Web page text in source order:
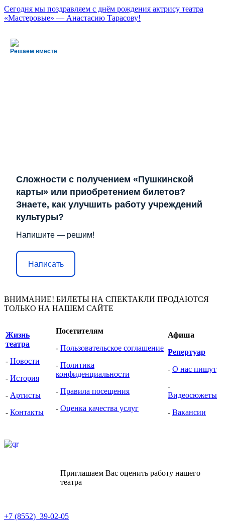
Сегодня мы поздравляем с днём рождения актрису театра
«Мастеровые» — Анастасию Тарасову!
Решаем вместе
Сложности с получением «Пушкинской
карты» или приобретением билетов?
Знаете, как улучшить работу учреждений
культуры?
Напишите — решим!
Написать
ВНИМАНИЕ! БИЛЕТЫ НА СПЕКТАКЛИ ПРОДАЮТСЯ
ТОЛЬКО НА НАШЕМ САЙТЕ
Жизнь
театра
- Новости
- История
- Артисты
- Контакты
Посетителям
- Пользовательское соглашение
- Политика
конфиденциальности
- Правила посещения
- Оценка качества услуг
Афиша
Репертуар
- О нас пишут
-
Видеоcюжеты
- Вакансии
Приглашаем Вас оценить работу нашего
театра
+7 (8552) 39-02-05